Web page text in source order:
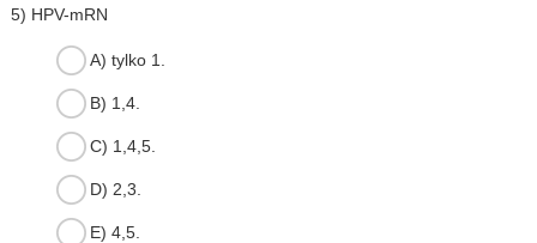
5) HPV-mRN
A) tylko 1.
B) 1,4.
C) 1,4,5.
D) 2,3.
E) 4,5.